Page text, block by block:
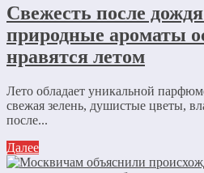
Свежесть после
природные ароматы
нравятся летом
Лето обладает уникальной
свежая зелень, душистые цветы,
после...
Далее